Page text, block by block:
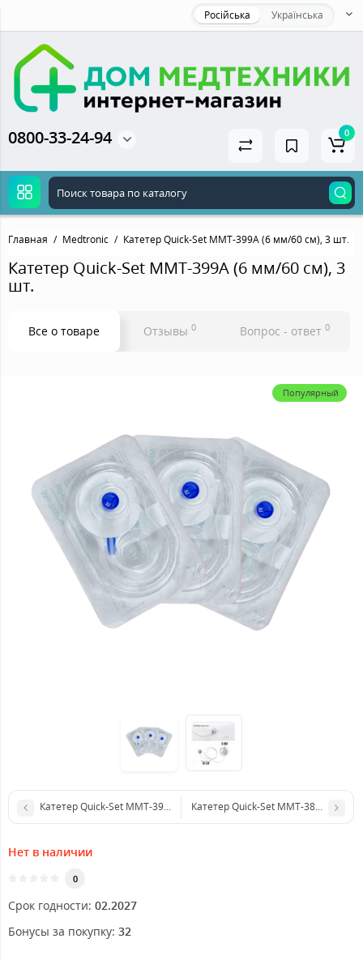
Російська Українська
0800-33-24-94 0
Главная Medtronic Катетер Quick-Set MMT-399А (6 мм/60 см), 3 шт.
Катетер Quick-Set MMT-399А (6 мм/60 см), 3
шт.
Все о товаре Отзывы 0 Вопрос - ответ 0
Популярный
Катетер Quick-Set MMT-399А (6 мм/60 см), 2 шт.Катетер Quick-Set ММТ-387А (6 мм/
Нет в наличии
0
Срок годности: 02.2027
Бонусы за покупку: 32